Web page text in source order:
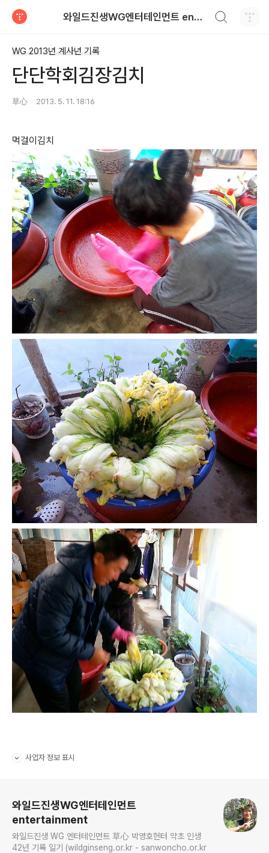
와일드진생WG엔터테인먼트 entertainment
WG 2013년 계사년 기록
단단학회김장김치
草心 2013. 5. 11. 18:16
먹걸이김치
사업자 정보 표시
와일드진생WG엔터테인먼트
entertainment
와일드진생 WG 엔터테인먼트 草心 박영호헌터 약초 인생
42년 기록 일기 (wildginseng.or.kr - sanwoncho.or.kr